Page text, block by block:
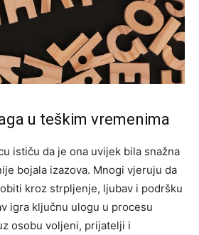
u teškim vremenima
ističu da je ona uvijek bila snažna
bojala izazova. Mnogi vjeruju da
kroz strpljenje, ljubav i podršku
igra ključnu ulogu u procesu
osobu voljeni, prijatelji i